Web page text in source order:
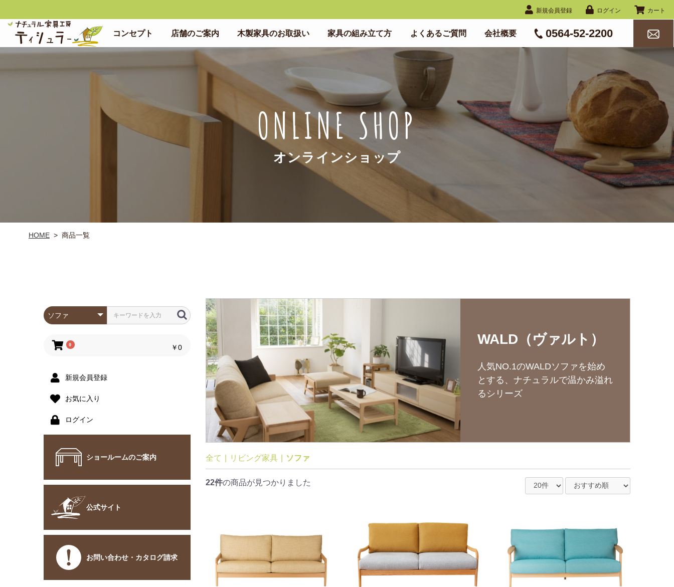
ONLINE SHOP
オンラインショップ
新規会員登録 ログイン カート
コンセプト 店舗のご案内 木製家具のお取扱い 家具の組み立て方 よくあるご質問 会社概要 0564-52-2200
HOME > 商品一覧
0 ￥0
新規会員登録
お気に入り
ログイン
ショールームのご案内
公式サイト
お問い合わせ・カタログ請求
WALD（ヴァルト）
人気NO.1のWALDソファを始め
とする、ナチュラルで温かみ溢れ
るシリーズ
全て リビング家具 ソファ
22件の商品が見つかりました